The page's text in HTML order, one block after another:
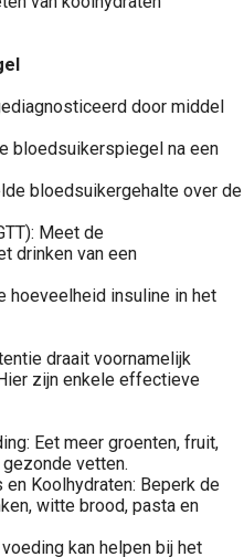
door middel
bloedsuikerspiegel na een
bloedsuikergehalte over de
Meet de
drinken van een
hoeveelheid insuline in het
draait voornamelijk
zijn enkele effectieve
Eet meer groenten, fruit,
vetten.
Koolhydraten: Beperk de
witte brood, pasta en
kan helpen bij het